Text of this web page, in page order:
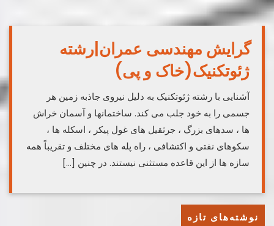
گرایش مهندسی عمران|رشته
ژئوتکنیک(خاک و پی)
آشنایی با رشته ژئوتکنیک به دلیل نیروی جاذبه زمین هر
جسمی را به خود جلب می کند. ساختمانها و آسمان خراش
ها ، سدهای بزرگ ، جرثقیل های غول پیکر ، اسکله ها ،
سکوهای نفتی و اکتشافی ، راه پله های مختلف و تقریباً همه
سازه ها از این قاعده مستثنی نیستند. در چنین […]
نوشته‌های تازه